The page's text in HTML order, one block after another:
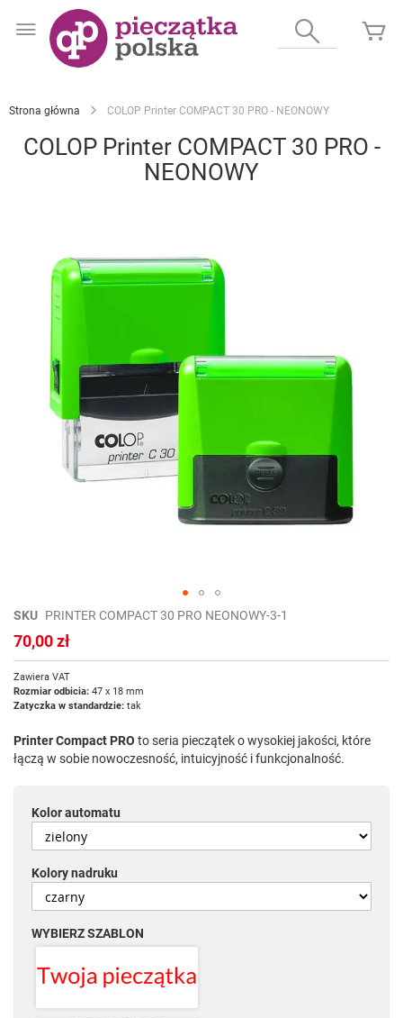
do
Wyszukaj
Strona główna COLOP Printer COMPACT 30 PRO - NEONOWY
COLOP Printer COMPACT 30 PRO -
NEONOWY
Przejdź
na
początek
SKU PRINTER COMPACT 30 PRO NEONOWY-3-1
70,00 zł
Zawiera VAT
Rozmiar odbicia: 47 x 18 mm
Zatyczka w standardzie: tak
Printer Compact PRO to seria pieczątek o wysokiej jakości, które
łączą w sobie nowoczesność, intuicyjność i funkcjonalność.
Kolor automatu
Kolory nadruku
WYBIERZ SZABLON